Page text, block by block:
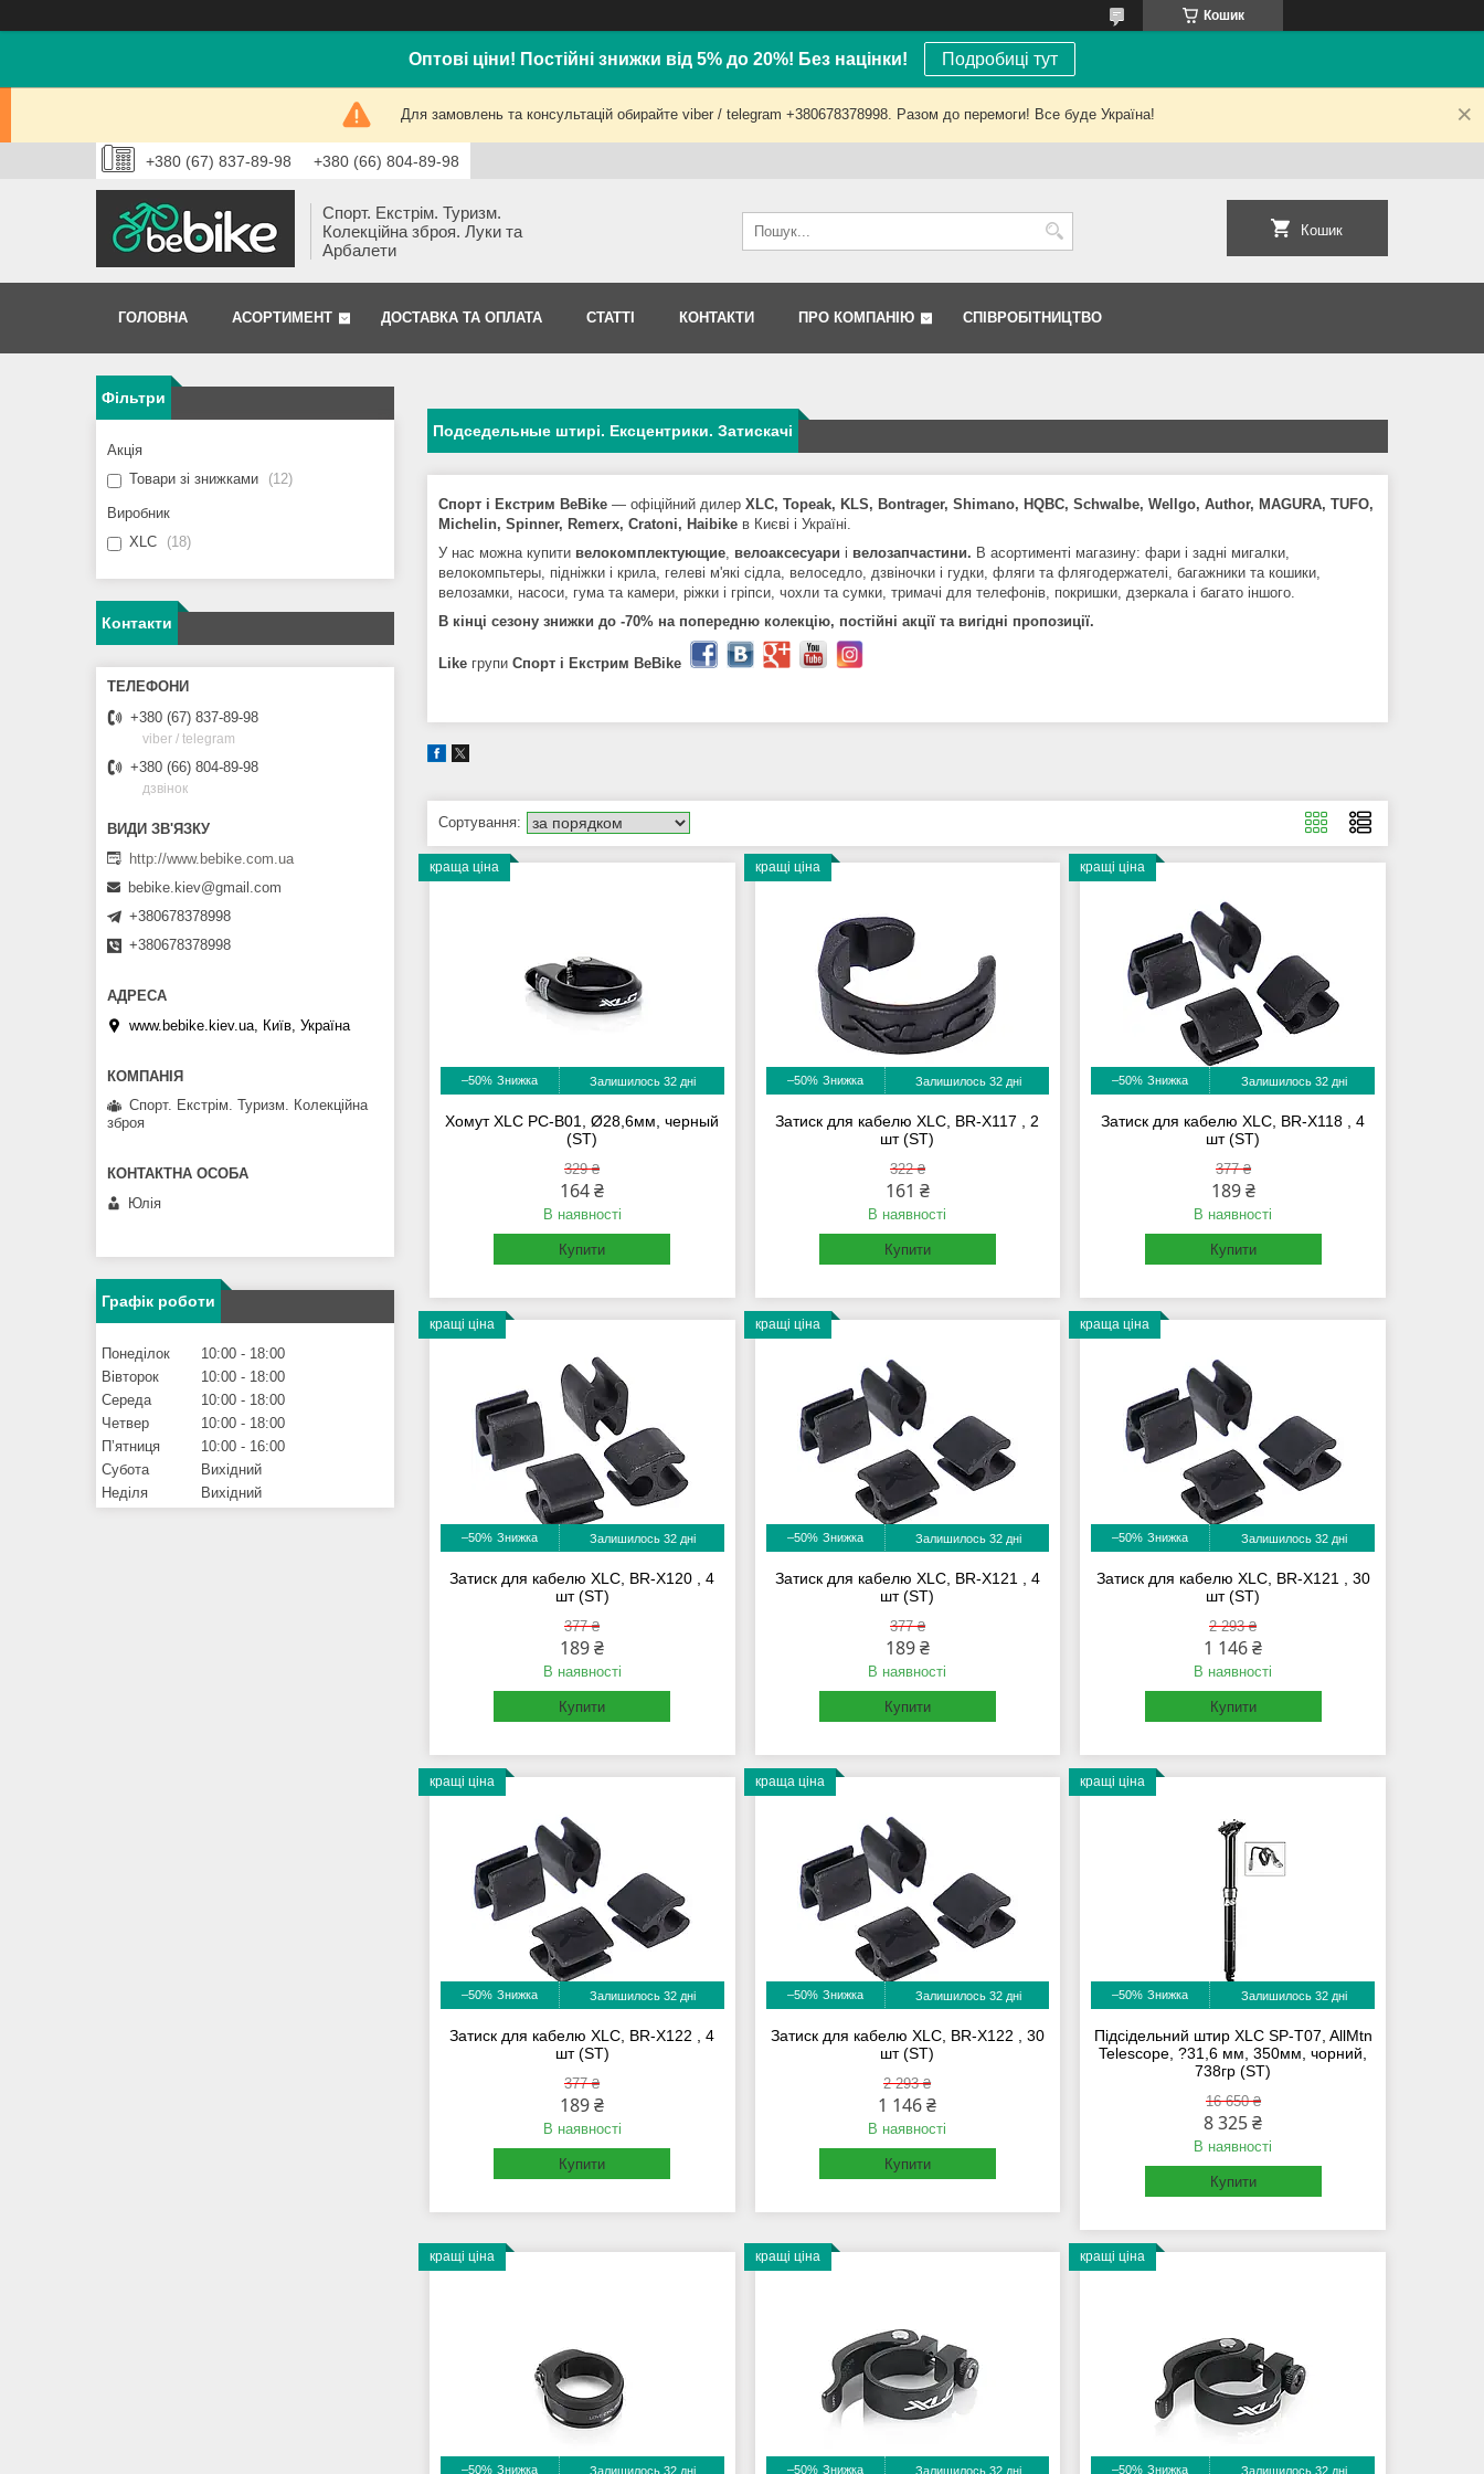
Кошик
Оптові ціни! Постійні знижки від 5% до 20%! Без націнки! Подробиці тут
Для замовлень та консультацій обирайте viber / telegram +380678378998. Разом до перемоги! Все буде Україна!
+380 (67) 837-89-98 +380 (66) 804-89-98
Спорт. Екстрім. Туризм.
Колекційна зброя. Луки та
Арбалети
Кошик
ГОЛОВНА АСОРТИМЕНТ ДОСТАВКА ТА ОПЛАТА СТАТТІ КОНТАКТИ ПРО КОМПАНІЮ СПІВРОБІТНИЦТВО
Подседельные штирі. Ексцентрики. Затискачі
Спорт і Екстрим BeBike ― офіційний дилер XLC, Topeak, KLS, Bontrager, Shimano, HQBC, Schwalbe, Wellgo, Author, MAGURA, TUFO,
Michelin, Spinner, Remerx, Cratoni, Haibike в Києві і Україні.
У нас можна купити велокомплектующие, велоаксесуари і велозапчастини. В асортименті магазину: фари і задні мигалки,
велокомпьтеры, підніжки і крила, гелеві м'які сідла, велоседло, дзвіночки і гудки, фляги та флягодержателі, багажники та кошики,
велозамки, насоси, гума та камери, ріжки і гріпси, чохли та сумки, тримачі для телефонів, покришки, дзеркала і багато іншого.
В кінці сезону знижки до -70% на попередню колекцію, постійні акції та вигідні пропозиції.
Like групи Спорт і Екстрим BeBike
краща ціна
–50% Залишилось 32 дні
Хомут XLC PC-B01, Ø28,6мм, черный
(ST)
329 ₴
164 ₴
В наявності
Купити
кращі ціна
–50% Залишилось 32 дні
Затиск для кабелю XLC, BR-X117 , 2
шт (ST)
322 ₴
161 ₴
В наявності
Купити
кращі ціна
–50% Залишилось 32 дні
Затиск для кабелю XLC, BR-X118 , 4
шт (ST)
377 ₴
189 ₴
В наявності
Купити
кращі ціна
–50% Залишилось 32 дні
Затиск для кабелю XLC, BR-X120 , 4
шт (ST)
377 ₴
189 ₴
В наявності
Купити
кращі ціна
–50% Залишилось 32 дні
Затиск для кабелю XLC, BR-X121 , 4
шт (ST)
377 ₴
189 ₴
В наявності
Купити
краща ціна
–50% Залишилось 32 дні
Затиск для кабелю XLC, BR-X121 , 30
шт (ST)
2 293 ₴
1 146 ₴
В наявності
Купити
кращі ціна
–50% Залишилось 32 дні
Затиск для кабелю XLC, BR-X122 , 4
шт (ST)
377 ₴
189 ₴
В наявності
Купити
краща ціна
–50% Залишилось 32 дні
Затиск для кабелю XLC, BR-X122 , 30
шт (ST)
2 293 ₴
1 146 ₴
В наявності
Купити
кращі ціна
–50% Залишилось 32 дні
Підсідельний штир XLC SP-T07, AllMtn
Telescope, ?31,6 мм, 350мм, чорний,
738гр (ST)
16 650 ₴
8 325 ₴
В наявності
Купити
кращі ціна
–50% Залишилось 32 дні
кращі ціна
–50% Залишилось 32 дні
кращі ціна
–50% Залишилось 32 дні
Фільтри
Акція
Товари зі знижками
12
Виробник
XLC
18
Контакти
+380 (67) 837-89-98
viber / telegram
+380 (66) 804-89-98
дзвінок
http://www.bebike.com.ua
bebike.kiev@gmail.com
+380678378998
+380678378998
www.bebike.kiev.ua, Київ, Україна
Спорт. Екстрім. Туризм. Колекційна
зброя
Юлія
Графік роботи
Понеділок 10:00
18:00
Вівторок
10:00
18:00
Середа
10:00
18:00
Четвер
10:00
18:00
Пʼятниця
10:00
16:00
Субота
Вихідний
Неділя
Вихідний